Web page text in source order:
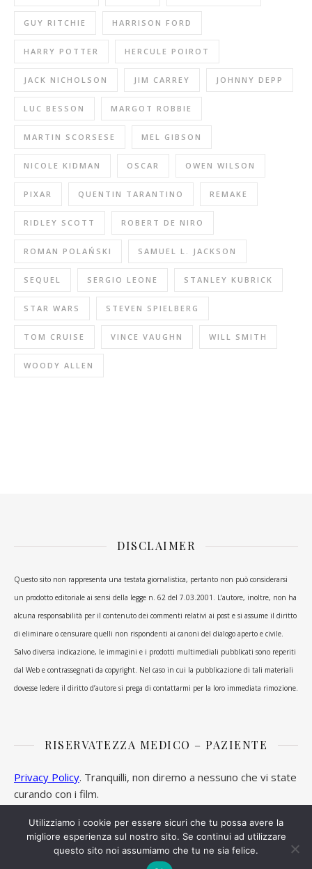
GUY RITCHIE HARRISON FORD
HARRY POTTER HERCULE POIROT
JACK NICHOLSON JIM CARREY JOHNNY DEPP
LUC BESSON MARGOT ROBBIE
MARTIN SCORSESE MEL GIBSON
NICOLE KIDMAN OSCAR OWEN WILSON
PIXAR QUENTIN TARANTINO REMAKE
RIDLEY SCOTT ROBERT DE NIRO
ROMAN POLAŃSKI SAMUEL L. JACKSON
SEQUEL SERGIO LEONE STANLEY KUBRICK
STAR WARS STEVEN SPIELBERG
TOM CRUISE VINCE VAUGHN WILL SMITH
WOODY ALLEN
DISCLAIMER
Questo sito non rappresenta una testata giornalistica, pertanto non può considerarsi
un prodotto editoriale ai sensi della legge n. 62 del 7.03.2001. L’autore, inoltre, non ha
alcuna responsabilità per il contenuto dei commenti relativi ai post e si assume il diritto
di eliminare o censurare quelli non rispondenti ai canoni del dialogo aperto e civile.
Salvo diversa indicazione, le immagini e i prodotti multimediali pubblicati sono reperiti
dal Web e contrassegnati da copyright. Nel caso in cui la pubblicazione di tali materiali
dovesse ledere il diritto d’autore si prega di contattarmi per la loro immediata rimozione.
RISERVATEZZA MEDICO – PAZIENTE
Privacy Policy. Tranquilli, non diremo a nessuno che vi state
curando con i film.
Utilizziamo i cookie per essere sicuri che tu possa avere la
migliore esperienza sul nostro sito. Se continui ad utilizzare
questo sito noi assumiamo che tu ne sia felice.